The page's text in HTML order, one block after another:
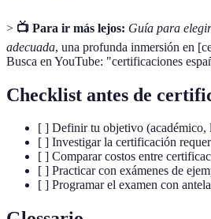
> 📺 Para ir más lejos: Guía para
adecuada, una profunda inmersión en
Busca en YouTube: "certificaciones
Checklist antes de
[ ] Definir tu objetivo (académico,
[ ] Investigar la certificación
[ ] Comparar costos entre
[ ] Practicar con exámenes de
[ ] Programar el examen con